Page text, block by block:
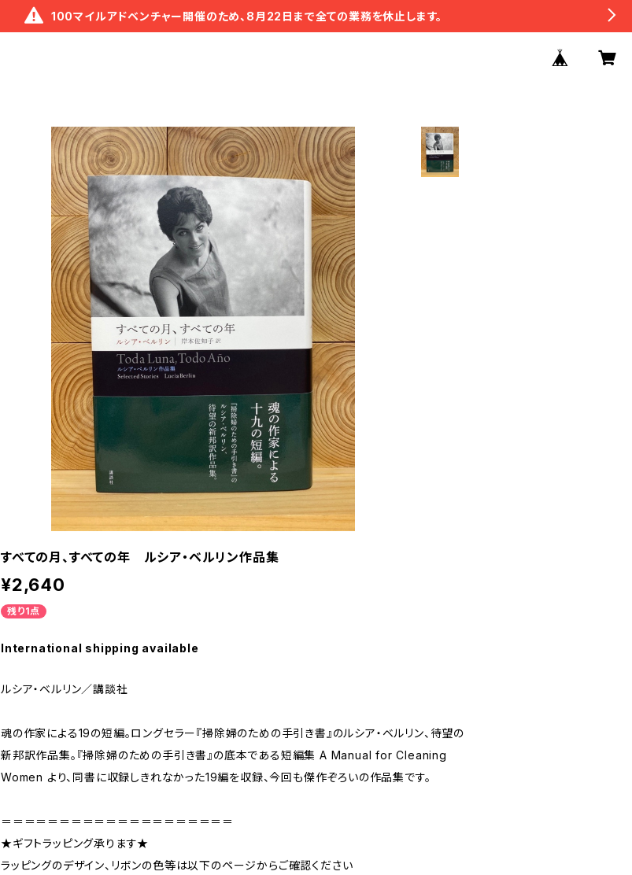
100マイルアドベンチャー開催のため、8月22日まで全ての業務を休止します。
すべての月、すべての年 ルシア・ベルリン作品集
¥2,640
残り1点
International shipping available
ルシア・ベルリン／講談社
魂の作家による19の短編。ロングセラー『掃除婦のための手引き書』のルシア・ベルリン、待望の
新邦訳作品集。『掃除婦のための手引き書』の底本である短編集 A Manual for Cleaning
Women より、同書に収録しきれなかった19編を収録、今回も傑作ぞろいの作品集です。
＝＝＝＝＝＝＝＝＝＝＝＝＝＝＝＝＝＝＝＝
★ギフトラッピング承ります★
ラッピングのデザイン、リボンの色等は以下のページからご確認ください